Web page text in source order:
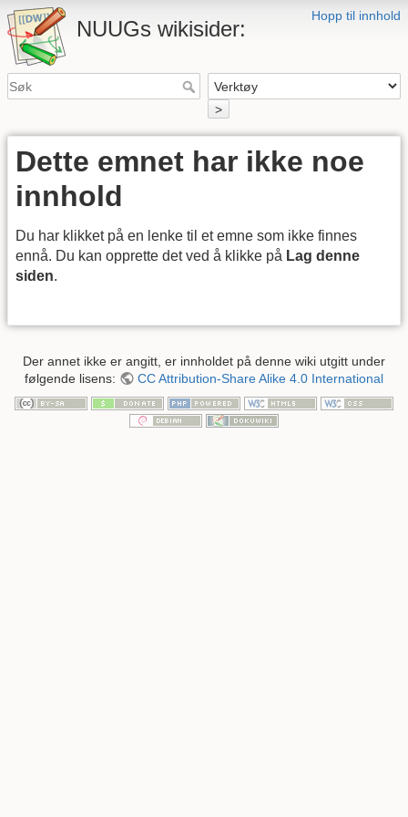
Hopp til innhold
NUUGs wikisider:
>
Dette emnet har ikke noe
innhold
Du har klikket på en lenke til et emne som ikke finnes
ennå. Du kan opprette det ved å klikke på Lag denne
siden.
Der annet ikke er angitt, er innholdet på denne wiki utgitt under
følgende lisens:
CC Attribution-Share Alike 4.0 International